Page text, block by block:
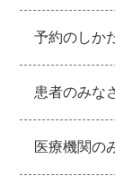
予約のしか
患者のみな
医療機関の